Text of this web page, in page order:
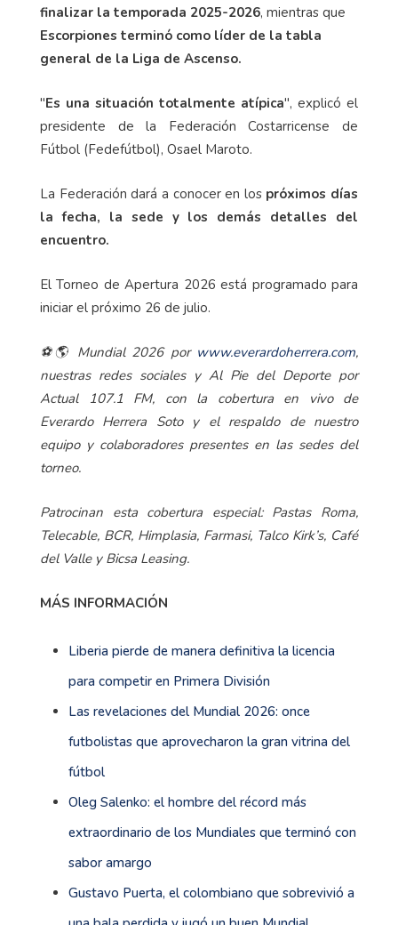
finalizar la temporada 2025-2026, mientras que
Escorpiones terminó como líder de la tabla
general de la Liga de Ascenso.
"Es una situación totalmente atípica", explicó el
presidente de la Federación Costarricense de
Fútbol (Fedefútbol), Osael Maroto.
La Federación dará a conocer en los próximos días
la fecha, la sede y los demás detalles del
encuentro.
El Torneo de Apertura 2026 está programado para
iniciar el próximo 26 de julio.
⚽🌎 Mundial 2026 por www.everardoherrera.com,
nuestras redes sociales y Al Pie del Deporte por
Actual 107.1 FM, con la cobertura en vivo de
Everardo Herrera Soto y el respaldo de nuestro
equipo y colaboradores presentes en las sedes del
torneo.
Patrocinan esta cobertura especial: Pastas Roma,
Telecable, BCR, Himplasia, Farmasi, Talco Kirk’s, Café
del Valle y Bicsa Leasing.
MÁS INFORMACIÓN
Liberia pierde de manera definitiva la licencia
para competir en Primera División
Las revelaciones del Mundial 2026: once
futbolistas que aprovecharon la gran vitrina del
fútbol
Oleg Salenko: el hombre del récord más
extraordinario de los Mundiales que terminó con
sabor amargo
Gustavo Puerta, el colombiano que sobrevivió a